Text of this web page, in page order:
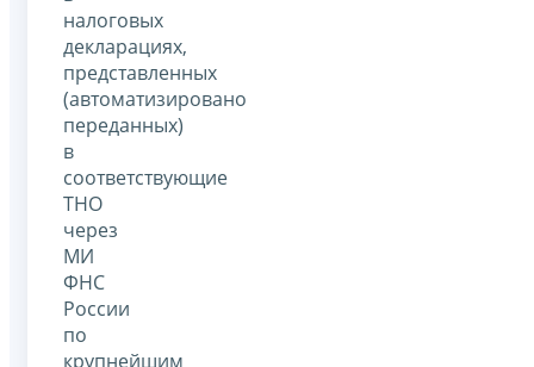
налоговых
декларациях,
представленных
(автоматизировано
переданных)
в
соответствующие
ТНО
через
МИ
ФНС
России
по
крупнейшим